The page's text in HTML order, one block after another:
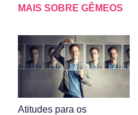
MAIS SOBRE GÊMEOS
Atitudes para os